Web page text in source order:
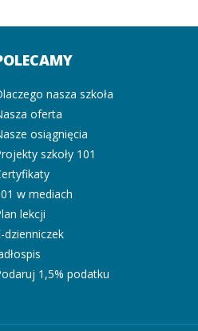
nasza szkoła
oferta
osiągnięcia
szkoły 101
w mediach
lekcji
dzienniczek
1,5% podatku